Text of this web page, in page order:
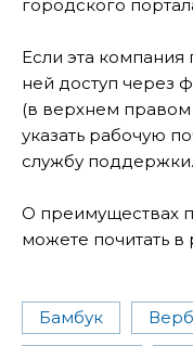
городского
Если эта
ней доступ через
(в верхнем правом
указать рабочую
службу поддержки.
О преимуществах
можете почитать
Бамбук